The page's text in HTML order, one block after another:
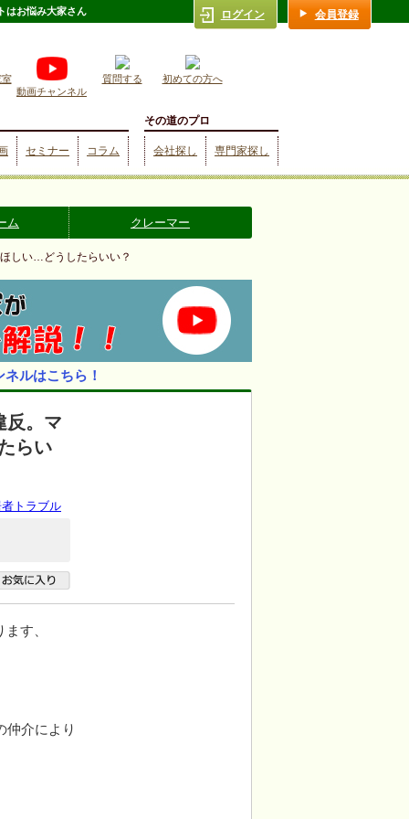
はお悩み大家さん
動画チャンネル
質問する 初めての方へ
セミナー コラム
その道のプロ
会社探し 専門家探し
ログイン 会員登録
ム クレーマー
しい…どうしたらいい？
ルはこちら！
反。マ
らい
者トラブル
す、
仲介により